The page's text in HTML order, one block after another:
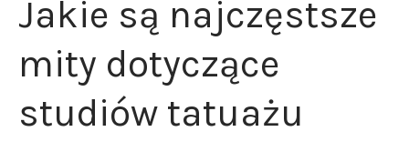
Jakie są najczęstsze
mity dotyczące
studiów tatuażu